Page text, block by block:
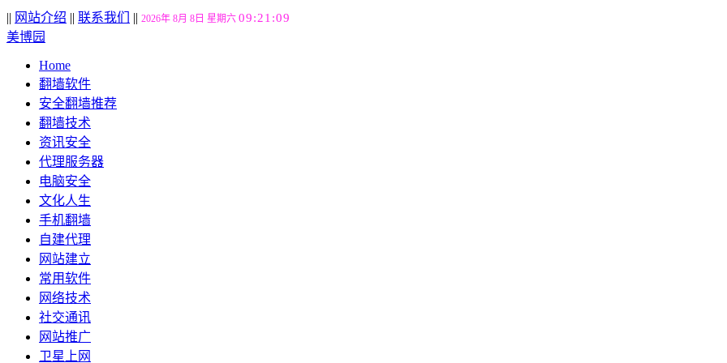
|| 网站介绍 || 联系我们 || 2026年 8月 8日 星期六 09:21:10
美博园
Home
翻墙软件
安全翻墙推荐
翻墙技术
资讯安全
代理服务器
电脑安全
文化人生
手机翻墙
自建代理
网站建立
常用软件
网络技术
社交通讯
网站推广
卫星上网